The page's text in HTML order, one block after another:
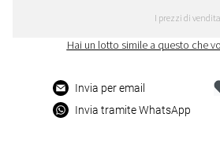
I prezzi di
Hai un lotto simile a questo che
Invia per email
Invia tramite WhatsApp